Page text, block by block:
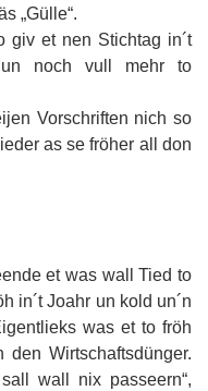
„Gülle“.
giv et nen Stichtag in´t
un noch vull mehr to
Vorschriften nich so
as se fröher all don
et was wall Tied to
in´t Joahr un kold un´n
was et to fröh
den Wirtschaftsdünger.
wall nix passeern“,